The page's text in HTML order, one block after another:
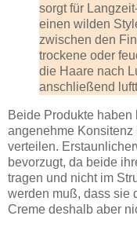
sorgt für
einen wilden
zwischen den
trockene oder
die Haare nach
anschließend
Beide Produkte
angenehme
verteilen.
bevorzugt, da beide
tragen und nicht im
werden muß, dass sie
Creme deshalb aber